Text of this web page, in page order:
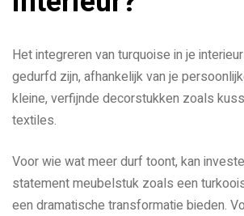
Het integreren van turquoise in je
gedurfd zijn, afhankelijk van je
kleine, verfijnde decorstukken zoals
textiles.
Voor wie wat meer durf toont, kan
statement meubelstuk zoals een
een dramatische transformatie bieden.